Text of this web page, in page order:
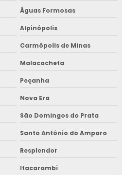
na bahia
bahia
bahia
Águas Formosas
Alpinópolis
Carmópolis de Minas
Malacacheta
Peçanha
Nova Era
São Domingos do Prata
Santo Antônio do Amparo
Resplendor
Itacarambi